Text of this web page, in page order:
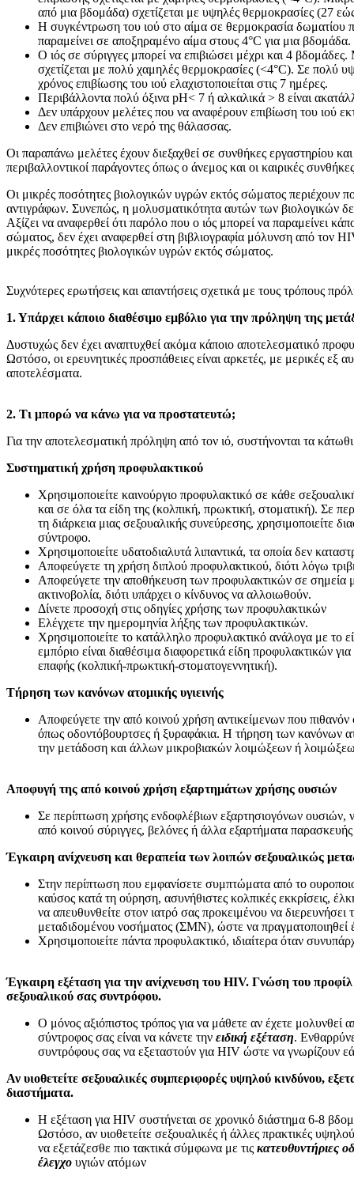
από μια βδομάδα) σχετίζεται με υψηλές θερμοκρασίες (27
Η συγκέντρωση του ιού στο αίμα σε θερμοκρασία δωματίου
παραμείνει σε αποξηραμένο αίμα στους 4°C για μια βδομάδα.
Ο ιός σε σύριγγες μπορεί να επιβιώσει μέχρι και 4
σχετίζεται με πολύ χαμηλές θερμοκρασίες (<4°C). Σε πολύ
χρόνος επιβίωσης του ιού ελαχιστοποιείται στις 7 ημέρες.
Περιβάλλοντα πολύ όξινα pH< 7 ή αλκαλικά > 8 είναι
Δεν υπάρχουν μελέτες που να αναφέρουν επιβίωση του ιού
Δεν επιβιώνει στο νερό της θάλασσας.
Οι παραπάνω μελέτες έχουν διεξαχθεί σε συνθήκες εργαστηρίου
περιβαλλοντικοί παράγοντες όπως ο άνεμος και οι καιρικές
Οι μικρές ποσότητες βιολογικών υγρών εκτός σώματος περιέχουν
αντιγράφων. Συνεπώς, η μολυσματικότητα αυτών των βιολογικών
Αξίζει να αναφερθεί ότι παρόλο που ο ιός μπορεί να παραμείνει
σώματος, δεν έχει αναφερθεί στη βιβλιογραφία μόλυνση από τον
μικρές ποσότητες βιολογικών υγρών εκτός σώματος.
Συχνότερες ερωτήσεις και απαντήσεις σχετικά με τους τρόπους
1. Υπάρχει κάποιο διαθέσιμο εμβόλιο για την πρόληψη της
Δυστυχώς δεν έχει αναπτυχθεί ακόμα κάποιο αποτελεσματικό
Ωστόσο, οι ερευνητικές προσπάθειες είναι αρκετές, με μερικές εξ
αποτελέσματα.
2. Τι μπορώ να κάνω για να προστατευτώ;
Για την αποτελεσματική πρόληψη από τον ιό, συστήνονται τα
Συστηματική χρήση προφυλακτικού
Χρησιμοποιείτε καινούργιο προφυλακτικό σε κάθε
και σε όλα τα είδη της (κολπική, πρωκτική, στοματική). Σε
τη διάρκεια μιας σεξουαλικής συνεύρεσης, χρησιμοποιείτε
σύντροφο.
Χρησιμοποιείτε υδατοδιαλυτά λιπαντικά, τα οποία δεν
Αποφεύγετε τη χρήση διπλού προφυλακτικού, διότι λόγω
Αποφεύγετε την αποθήκευση των προφυλακτικών σε σημεία
ακτινοβολία, διότι υπάρχει ο κίνδυνος να αλλοιωθούν.
Δίνετε προσοχή στις οδηγίες χρήσης των προφυλακτικών
Ελέγχετε την ημερομηνία λήξης των προφυλακτικών.
Χρησιμοποιείτε το κατάλληλο προφυλακτικό ανάλογα με το
εμπόριο είναι διαθέσιμα διαφορετικά είδη προφυλακτικών
επαφής (κολπική-πρωκτική-στοματογεννητική).
Τήρηση των κανόνων ατομικής υγιεινής
Αποφεύγετε την από κοινού χρήση αντικείμενων που
όπως οδοντόβουρτσες ή ξυραφάκια. Η τήρηση των κανόνων
την μετάδοση και άλλων μικροβιακών λοιμώξεων ή
Αποφυγή της από κοινού χρήση εξαρτημάτων χρήσης ουσιών
Σε περίπτωση χρήσης ενδοφλέβιων εξαρτησιογόνων ουσιών,
από κοινού σύριγγες, βελόνες ή άλλα εξαρτήματα
Έγκαιρη ανίχνευση και θεραπεία των λοιπών σεξουαλικώς
Στην περίπτωση που εμφανίσετε συμπτώματα από το
καύσος κατά τη ούρηση, ασυνήθιστες κολπικές εκκρίσεις,
να απευθυνθείτε στον ιατρό σας προκειμένου να
μεταδιδομένου νοσήματος (ΣΜΝ), ώστε να πραγματοποιηθεί
Χρησιμοποιείτε πάντα προφυλακτικό, ιδιαίτερα όταν
Έγκαιρη εξέταση για την ανίχνευση του HIV. Γνώση του
σεξουαλικού σας συντρόφου.
Ο μόνος αξιόπιστος τρόπος για να μάθετε αν έχετε μολυνθεί
σύντροφος σας είναι να κάνετε την ειδική εξέταση.
συντρόφους σας να εξεταστούν για HIV ώστε να γνωρίζουν
Αν υιοθετείτε σεξουαλικές συμπεριφορές υψηλού κινδύνου,
διαστήματα.
Η εξέταση για HIV συστήνεται σε χρονικό διάστημα 6-8
Ωστόσο, αν υιοθετείτε σεξουαλικές ή άλλες πρακτικές
να εξετάζεσθε πιο τακτικά σύμφωνα με τις κατευθυντήριες
έλεγχο υγιών ατόμων